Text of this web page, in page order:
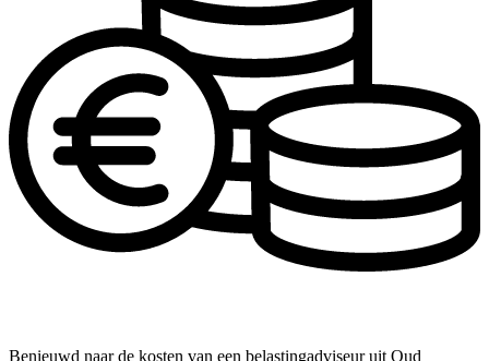
Benieuwd naar de kosten van een belastingadviseur uit Oud